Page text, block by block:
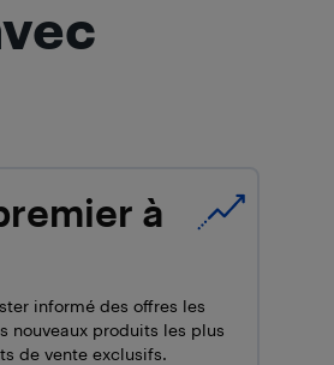
à
informé des offres les
nouveaux produits les plus
de vente exclusifs.